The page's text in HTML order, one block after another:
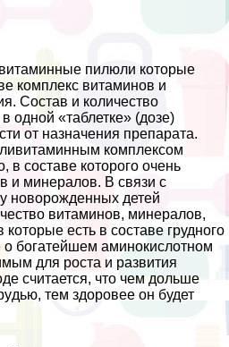
пилюли которые
комплекс витаминов и
Состав и количество
одной «таблетке» (дозе)
от назначения препарата.
комплексом
в составе которого очень
и минералов. В связи с
новорожденных детей
витаминов, минералов,
есть в составе грудного
богатейшем аминокислотном
для роста и развития
считается, что чем дольше
тем здоровее он будет